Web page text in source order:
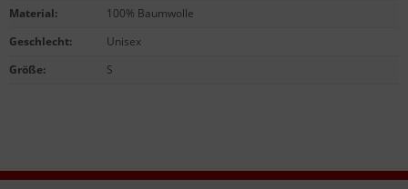
Material:
100% Baumwolle
Geschlecht:
Unisex
Größe: S